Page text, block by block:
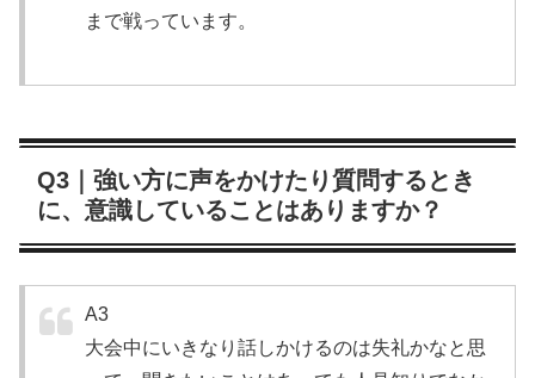
まで戦っています。
Q3｜強い方に声をかけたり質問するとき
に、意識していることはありますか？
A3
大会中にいきなり話しかけるのは失礼かなと思